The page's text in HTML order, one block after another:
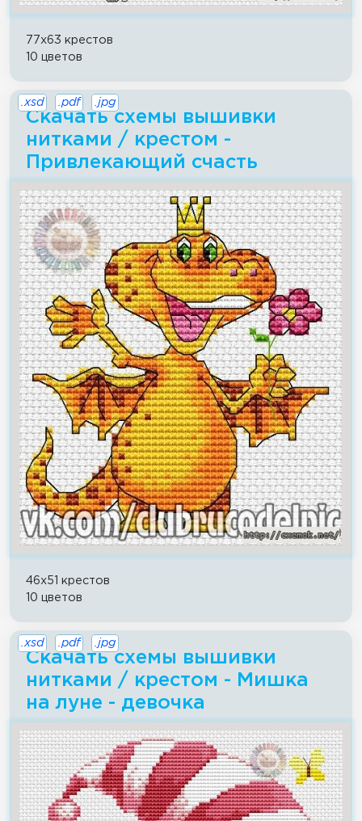
77x63 крестов
10 цветов
Скачать схемы вышивки
нитками / крестом -
Привлекающий счасть
.xsd .pdf .jpg
46x51 крестов
10 цветов
Скачать схемы вышивки
нитками / крестом - Мишка
на луне - девочка
.xsd .pdf .jpg